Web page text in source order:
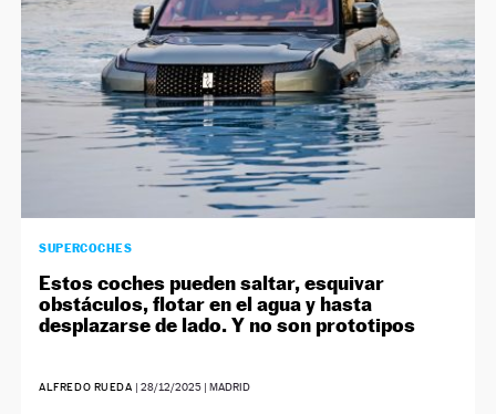
SUPERCOCHES
Estos coches pueden saltar, esquivar
obstáculos, flotar en el agua y hasta
desplazarse de lado. Y no son prototipos
ALFREDO RUEDA | 28/12/2025| MADRID